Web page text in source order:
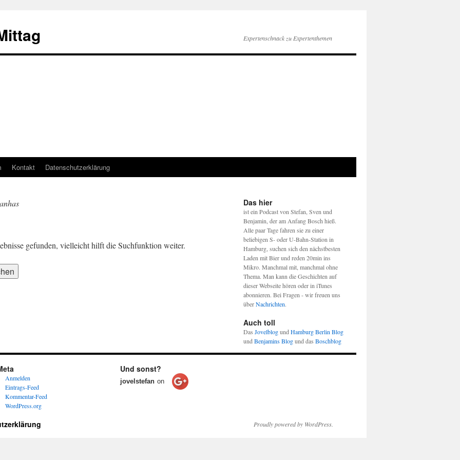
Expertenschnack zu Expertenthemen
Kontakt Datenschutzerklärung
gefunden, vielleicht hilft die Suchfunktion weiter.
Das hier
ist ein Podcast von Stefan, Sven und
Benjamin, der am Anfang Bosch hieß.
Alle paar Tage fahren sie zu einer
beliebigen S- oder U-Bahn-Station in
Hamburg, suchen sich den nächstbesten
Laden mit Bier und reden 20min ins
Mikro. Manchmal mit, manchmal ohne
Thema. Man kann die Geschichten auf
dieser Webseite hören oder in iTunes
abonnieren. Bei Fragen - wir freuen uns
überNachrichten.
Auch toll
Das Jovelblogund Hamburg Berlin Blog
und Benjamins Blogund das Boschblog
Anmelden
Eintrags-Feed
Kommentar-Feed
WordPress.org
Und sonst?
jovelstefan on
Proudly powered by WordPress.